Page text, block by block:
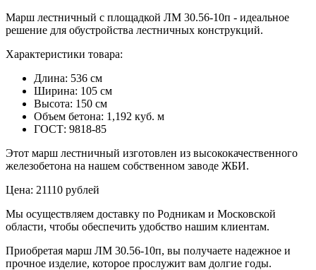
Марш лестничный с площадкой ЛМ 30.56-10п - идеальное
решение для обустройства лестничных конструкций.
Характеристики товара:
Длина: 536 см
Ширина: 105 см
Высота: 150 см
Объем бетона: 1,192 куб. м
ГОСТ: 9818-85
Этот марш лестничный изготовлен из высококачественного
железобетона на нашем собственном заводе ЖБИ.
Цена: 21110 рублей
Мы осуществляем доставку по Родникам и Московской
области, чтобы обеспечить удобство нашим клиентам.
Приобретая марш ЛМ 30.56-10п, вы получаете надежное и
прочное изделие, которое прослужит вам долгие годы.